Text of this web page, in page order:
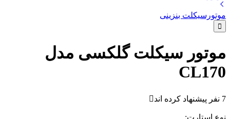
موتورسیکلت بنزینی
موتور سیکلت گلکسی مدل
CL170
7 نفر پیشنهاد کرده اند
نوع استارت: